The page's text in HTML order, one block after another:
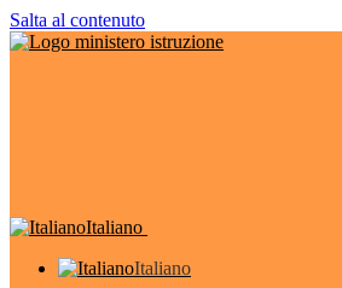
Salta al contenuto
Italiano
Italiano